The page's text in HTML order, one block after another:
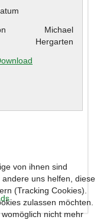
Michael
Hergarten
von ihnen sind
uns helfen, diese
(Tracking Cookies).
zulassen möchten.
nicht mehr